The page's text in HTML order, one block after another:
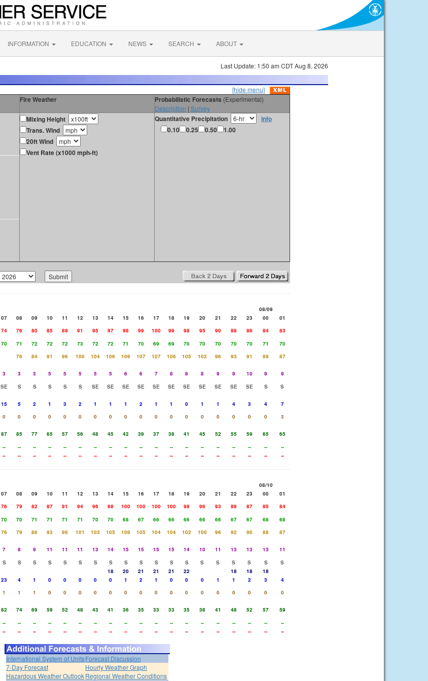
INFORMATION EDUCATION NEWS SEARCH ABOUT
Last Update: 1:50 am CDT Aug 8, 2026
[hide menu]
Fire Weather Probabilistic Forecasts (Experimental)
Description | Survey
Mixing Height
Trans. Wind
20ft Wind
Vent Rate (x1000 mph-ft)
Quantitative Precipitation
info
0.10
0.25 0.50 1.00
08/09
07 08 09 10 11 12 13 14 15 16 17 18 19 20 21 22 23 00
01
74 76 80 85 89 91 95 97 98 99 100 99 98 95 90 88 86 84
83
70 71 72 72 72 73 72 72 71 70 69 69 70 70 70 70 70 71
70
76 84 91 96 100 104 106 106 107 107 106 105 102 96 93 91 89
87
3 3 3 5 5 5 5 5 6 6 7 8 8 8 9 9 10 9
9
SE S S S S S SE SE SE SE SE SE SE SE SE SE SE S
S
15 5 2 1 3 2 1 1 1 2 1 1 0 1 1 4 3 4
7
0 0 0 0 0 0 0 0 0 0 0 0 0 0 0 0 0 0
3
87 85 77 65 57 56 48 45 42 39 37 38 41 45 52 55 59 65
65
-- -- -- -- -- -- -- -- -- -- -- -- -- -- -- -- -- --
--
-- -- -- -- -- -- -- -- -- -- -- -- -- -- -- -- -- -- --
08/10
07 08 09 10 11 12 13 14 15 16 17 18 19 20 21 22 23 00
01
76 79 82 87 91 94 96 98 100 100 100 100 98 96 93 89 87 85
84
70 70 71 71 71 71 70 70 68 67 66 66 66 66 66 67 67 68
68
76 79 86 93 98 101 103 105 106 105 104 104 102 100 96 92 90 88
87
7 8 9 11 11 11 13 14 15 15 15 15 14 10 11 13 13 13
11
S S S S S S S S S S S S S S S S S S
S
18 20 21 21 21 22 18 18
18
23 4 1 0 0 0 0 0 1 2 1 0 0 0 1 1 2 3
4
1 1 1 0 0 0 0 0 0 0 0 0 0 0 0 0 0 0
0
82 74 69 59 52 48 43 41 36 35 33 33 35 38 41 48 52 57
59
-- -- -- -- -- -- -- -- -- -- -- -- -- -- -- -- -- --
--
-- -- -- -- -- -- -- -- -- -- -- -- -- -- -- -- -- -- --
International System of UnitsForecast Discussion
7-Day Forecast
Hourly Weather Graph
Hazardous Weather OutlookRegional Weather Conditions